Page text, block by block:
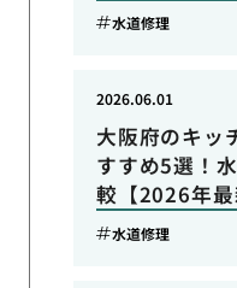
水道修理
大阪府のキッ
すすめ5選！
較【2026年最
2026.06.01
水道修理